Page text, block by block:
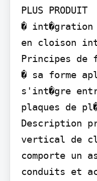
PLUS PRODUIT
�
en cloison
Principes de
� sa forme
s'int�gre
plaques de
Description
vertical de
comporte un
conduits et